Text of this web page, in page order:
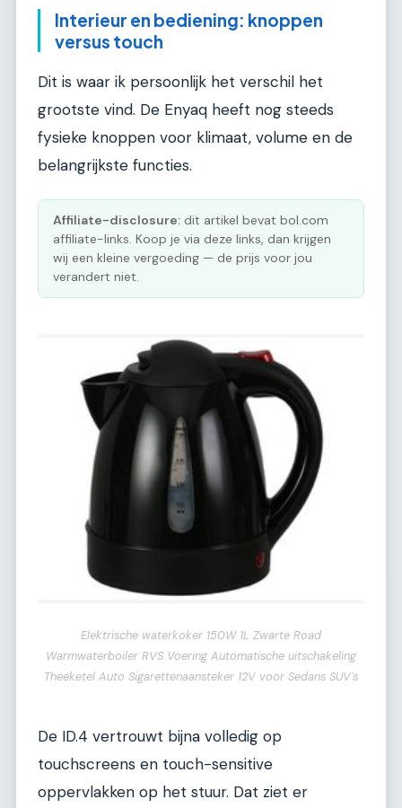
Interieur en bediening: knoppen
versus touch
Dit is waar ik persoonlijk het verschil het
grootste vind. De Enyaq heeft nog steeds
fysieke knoppen voor klimaat, volume en de
belangrijkste functies.
Affiliate-disclosure: dit artikel bevat bol.com
affiliate-links. Koop je via deze links, dan krijgen
wij een kleine vergoeding — de prijs voor jou
verandert niet.
Elektrische waterkoker 150W 1L Zwarte Road
Warmwaterboiler RVS Voering Automatische uitschakeling
Theeketel Auto Sigarettenaansteker 12V voor Sedans SUV's
De ID.4 vertrouwt bijna volledig op
touchscreens en touch-sensitive
oppervlakken op het stuur. Dat ziet er